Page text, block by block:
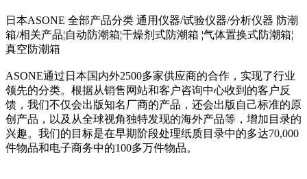
日本ASONE 全部产品分类 通用仪器/试验仪器/分析仪器 防潮
箱/相关产品¦自动防潮箱¦干燥剂式防潮箱 ¦气体置换式防潮箱¦
真空防潮箱
ASONE通过日本国内外2500多家供应商的合作，实现了行业
领先的分类。根据从销售网站和客户咨询中心收到的客户反
馈，我们不仅会出版知名厂商的产品，还会出版自己标准的原
创产品，以及从全球视角独特发现的海外产品等，增加目录的
兴趣。我们的目标是在早期阶段处理纸质目录中的多达70,000
件物品和电子商务中的100多万件物品。